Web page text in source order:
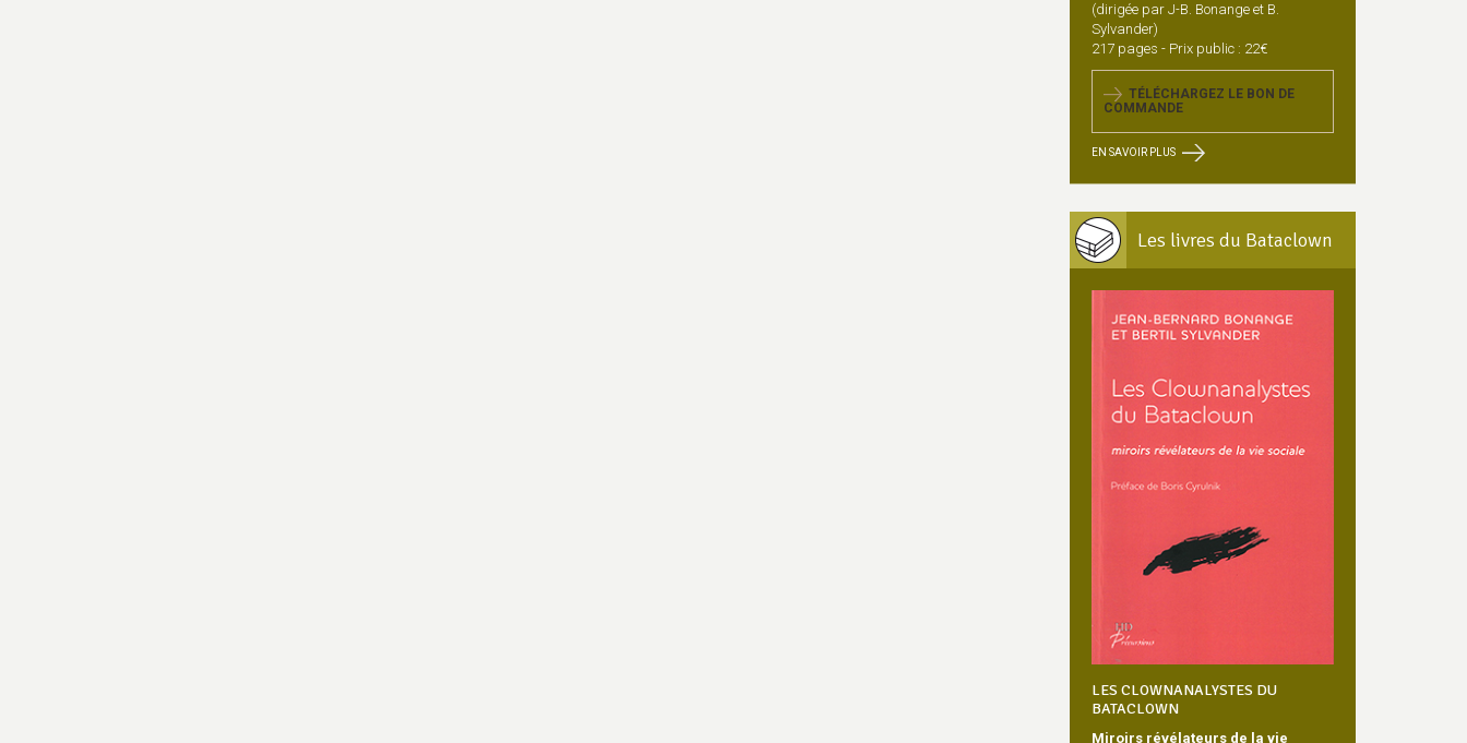
(dirigée par J-B. Bonange et B.
Sylvander)
217 pages - Prix public : 22€
TÉLÉCHARGEZ LE BON DE
COMMANDE
EN SAVOIR PLUS
Les livres du Bataclown
LES CLOWNANALYSTES DU
BATACLOWN
Miroirs révélateurs de la vie